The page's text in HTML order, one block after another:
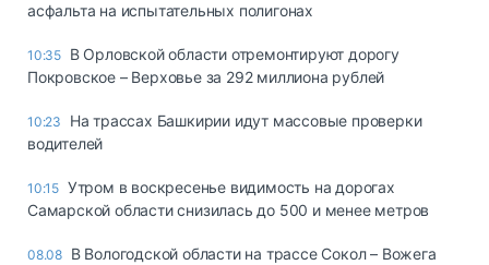
асфальта на испытательных полигонах
10:35 В Орловской области отремонтируют дорогу
Покровское – Верховье за 292 миллиона рублей
10:23
На трассах Башкирии идут массовые проверки
водителей
10:15 Утром в воскресенье видимость на дорогах
Самарской области снизилась до 500 и менее метров
08.08 В Вологодской области на трассе Сокол – Вожега